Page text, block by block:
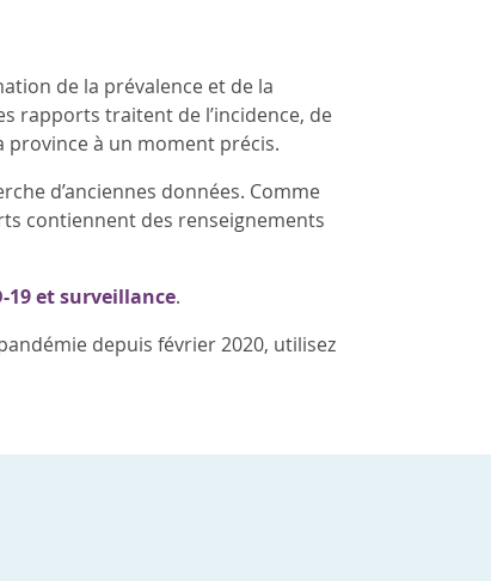
de la prévalence et de la
rapports traitent de l’incidence, de
province à un moment précis.
d’anciennes données. Comme
contiennent des renseignements
19 et surveillance.
depuis février 2020, utilisez